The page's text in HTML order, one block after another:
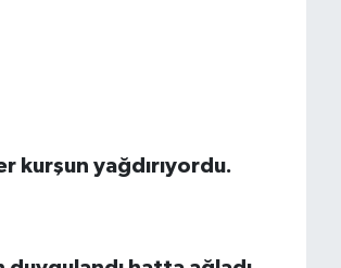
kurşun yağdırıyordu.